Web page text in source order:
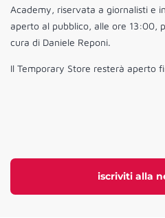
iscriviti alla
Academy, riservata a giornalisti e
aperto al pubblico, alle ore 13:00,
cura di Daniele Reponi.
Il Temporary Store resterà aperto